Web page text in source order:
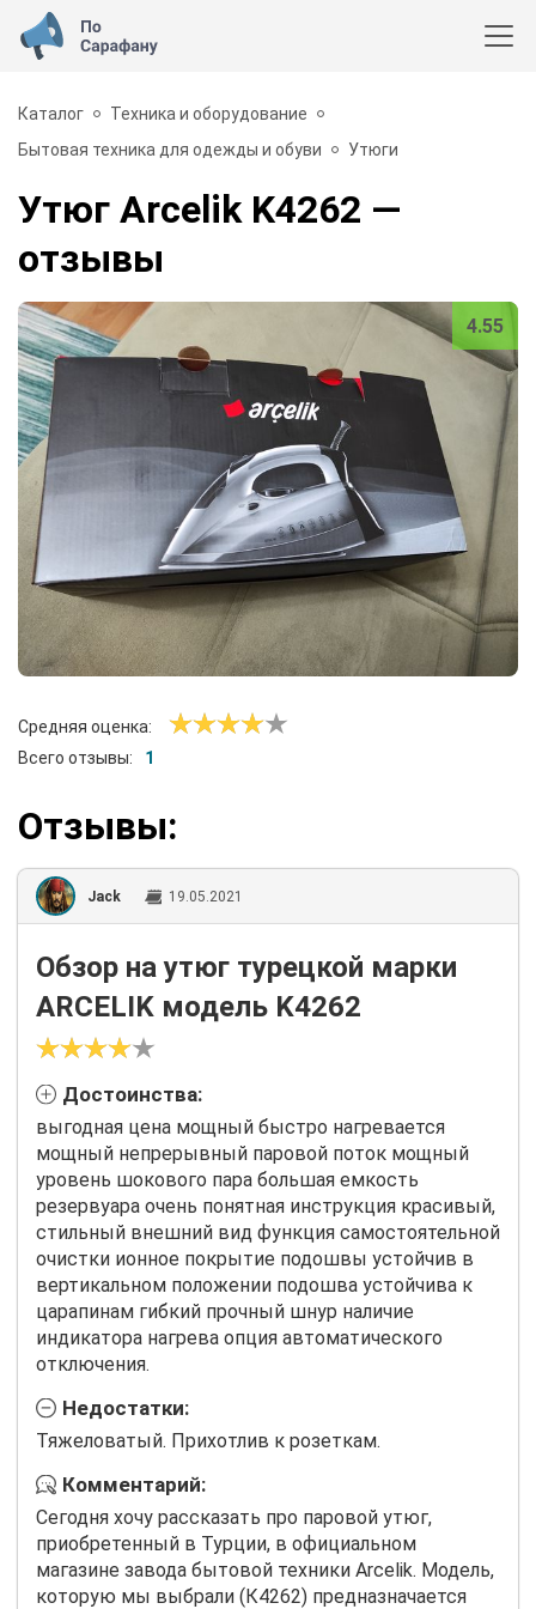
Каталог
Техника и оборудование
Бытовая техника для одежды и обуви
Утюги
Утюг Arcelik K4262 —
отзывы
4.55
Средняя оценка:
Всего отзывы:
1
Отзывы:
Jack 19.05.2021
Обзор на утюг турецкой марки
ARCELIK модель K4262
Достоинства:
выгодная цена мощный быстро нагревается
мощный непрерывный паровой поток мощный
уровень шокового пара большая емкость
резервуара очень понятная инструкция красивый,
стильный внешний вид функция самостоятельной
очистки ионное покрытие подошвы устойчив в
вертикальном положении подошва устойчива к
царапинам гибкий прочный шнур наличие
индикатора нагрева опция автоматического
отключения.
Недостатки:
Тяжеловатый. Прихотлив к розеткам.
Комментарий:
Сегодня хочу рассказать про паровой утюг,
приобретенный в Турции, в официальном
магазине завода бытовой техники Arcelik. Модель,
которую мы выбрали (К4262) предназначается